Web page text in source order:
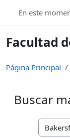
En este
Facultad
Página Principal
Buscar
Buscar